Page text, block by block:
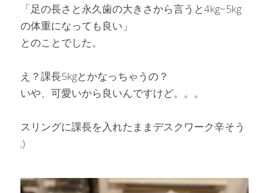
「足の長さと永久歯の大きさから言うと4kg~5kg
の体重になっても良い」
とのことでした。
え？課長5kgとかなっちゃうの？
いや、可愛いから良いんですけど。。。
スリングに課長を入れたままデスクワーク辛そう
;)